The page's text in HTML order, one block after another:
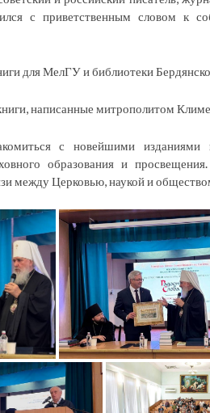
с приветственным словом к
для МелГУ и библиотеки
написанные митрополитом
с новейшими изданиями
образования и
между Церковью, наукой и